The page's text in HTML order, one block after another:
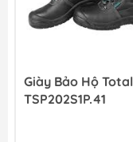
Giày Bảo Hộ Total
TSP202S1P.41